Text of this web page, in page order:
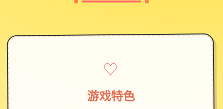
♡
游戏特色